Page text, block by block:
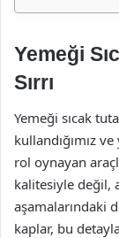
Yemeği
Sırrı
Yemeği sıcak
kullandığımız
rol oynayan
kalitesiyle değil,
aşamalarındaki
kaplar, bu